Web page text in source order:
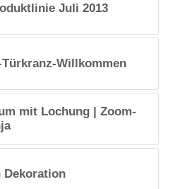
Juli 2013
Willkommen
mit Lochung | Zoom-
Dekoration